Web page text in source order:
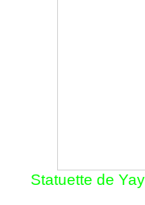
Statuette de